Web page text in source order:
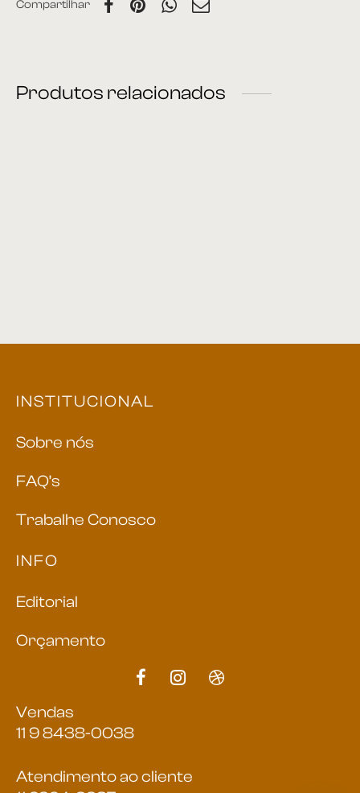
Compartilhar
Produtos relacionados
INSTITUCIONAL
Sobre nós
FAQ’s
Trabalhe Conosco
INFO
Editorial
Orçamento
Vendas
11 9 8438-0038
Atendimento ao cliente